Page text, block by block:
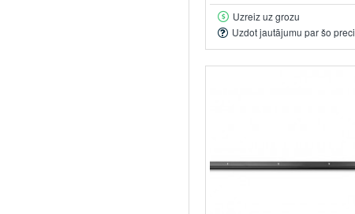
Uzreiz uz grozu
Uzdot jautājumu par šo preci